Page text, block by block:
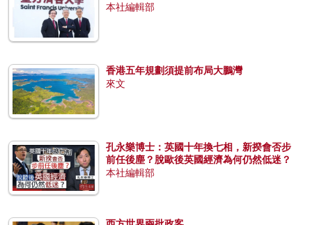
本社編輯部
香港五年規劃須提前布局大鵬灣
來文
孔永樂博士：英國十年換七相，新揆會否步
前任後塵？脫歐後英國經濟為何仍然低迷？
本社編輯部